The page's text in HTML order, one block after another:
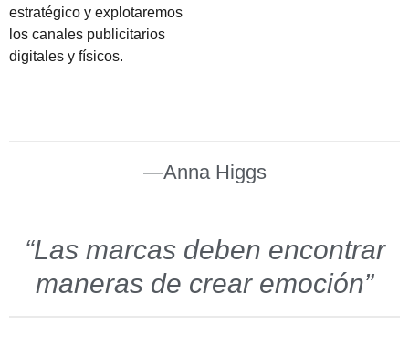
estratégico y explotaremos
los canales publicitarios
digitales y físicos.
—Anna Higgs
“Las marcas deben encontrar
maneras de crear emoción”